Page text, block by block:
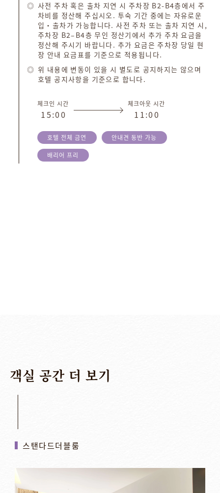
사전 주차 혹은 출차 지연 시 주차장 B2-B4층에서 주
차비를 정산해 주십시오. 투숙 기간 중에는 자유로운
입·출차가 가능합니다. 사전 주차 또는 출차 지연 시,
주차장 B2–B4층 무인 정산기에서 추가 주차 요금을
정산해 주시기 바랍니다. 추가 요금은 주차장 당일 현
장 안내 요금표를 기준으로 적용됩니다.
위 내용에 변동이 있을 시 별도로 공지하지는 않으며
호텔 공지사항을 기준으로 합니다.
체크인 시간
15:00
체크아웃 시간
11:00
호텔 전체 금연 안내견 동반 가능
배리어 프리
객실 공간 더 보기
스탠다드더블룸